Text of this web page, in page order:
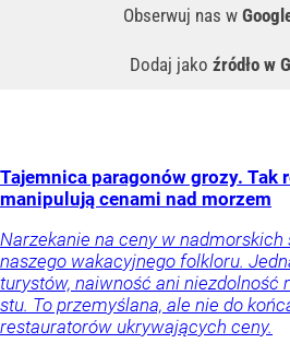
Obserwuj nas w
Dodaj jako źródło w
Tajemnica paragonów grozy. Tak
manipulują cenami nad morzem
Narzekanie na ceny w
naszego wakacyjnego folkloru.
turystów, naiwność ani niezdolność
stu. To przemyślana, ale nie do
restauratorów ukrywających ceny.